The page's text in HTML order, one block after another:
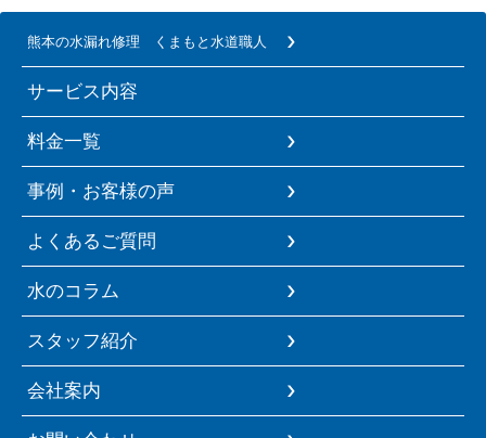
熊本の水漏れ修理 くまもと水道職人
サービス内容
料金一覧
事例・お客様の声
よくあるご質問
水のコラム
スタッフ紹介
会社案内